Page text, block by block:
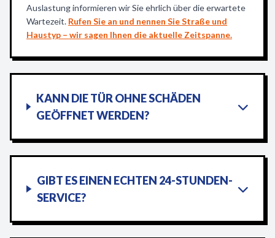
Auslastung informieren wir Sie ehrlich über die erwartete
Wartezeit. Rufen Sie an und nennen Sie Straße und
Haustyp – wir sagen Ihnen die aktuelle Zeitspanne.
KANN DIE TÜR OHNE SCHÄDEN
GEÖFFNET WERDEN?
GIBT ES EINEN ECHTEN 24-STUNDEN-
SERVICE?